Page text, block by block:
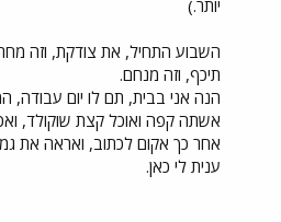
יותר.)
השבוע התחיל, את צודקת, וזה
תיכף, וזה מנחם.
הנה אני בבית, תם לו יום עבודה,
אשתה קפה ואוכל קצת שוקולד,
אחר כך אקום לכתוב, ואראה את
ענית לי כאן.